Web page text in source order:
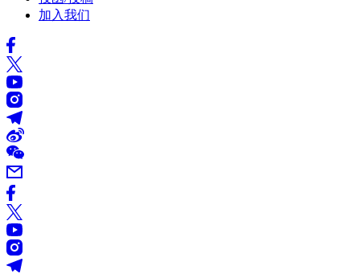
加入我们